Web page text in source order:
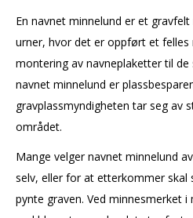
En navnet minnelund er et
urner, hvor det er oppført et
montering av navneplaketter til de
navnet minnelund er
gravplassmyndigheten tar seg av
området.
Mange velger navnet minnelund
selv, eller for at etterkommer skal
pynte graven. Ved minnesmerket